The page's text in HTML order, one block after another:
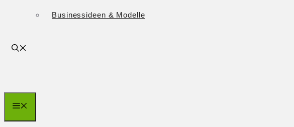
Businessideen & Modelle